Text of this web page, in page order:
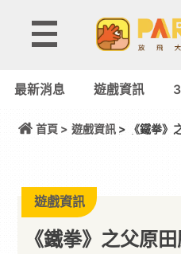
最新消息 遊戲資訊
首頁 > 遊戲資訊> 《鐵拳》
遊戲資訊
《鐵拳》之父原